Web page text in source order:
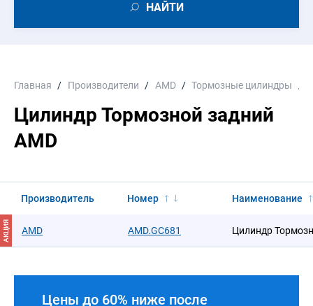
НАЙТИ
Главная Производители AMD Тормозные цилиндры
Цилиндр Тормозной задний
AMD
Производитель Номер Наименование
АКЦИЯ AMD AMD.GC681 Цилиндр
Цены до 60% ниже после